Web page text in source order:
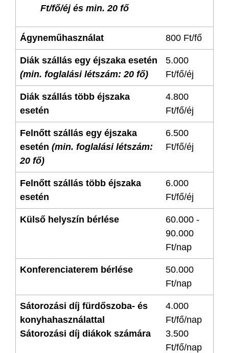
Ft/fő/éj és min. 20 fő
Ágyneműhasználat 800 Ft/fő
Diák szállás egy éjszaka esetén
(min. foglalási létszám: 20 fő)
5.000
Ft/fő/éj
Diák szállás több éjszaka
esetén
4.800
Ft/fő/éj
Felnőtt szállás egy éjszaka
esetén (min. foglalási létszám:
20 fő)
6.500
Ft/fő/éj
Felnőtt szállás több éjszaka
esetén
6.000
Ft/fő/éj
Külső helyszín bérlése
60.000 -
90.000
Ft/nap
Konferenciaterem bérlése
50.000
Ft/nap
Sátorozási díj fürdőszoba- és
konyhahasználattal
Sátorozási díj diákok számára
4.000
Ft/fő/nap
3.500
Ft/fő/nap